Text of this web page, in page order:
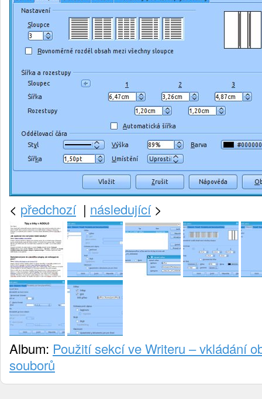
< předchozí| následující>
Album: Použití sekcí ve Writeru – vkládání
souborů